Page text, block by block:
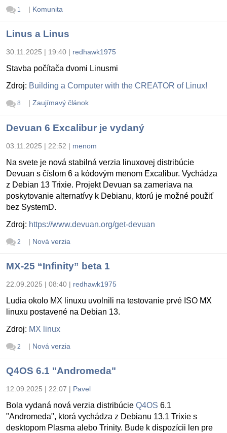
1 | Komunita
Linus a Linus
30.11.2025 | 19:40 | redhawk1975
Stavba počítača dvomi Linusmi
Zdroj: Building a Computer with the CREATOR of Linux!
8 | Zaujímavý článok
Devuan 6 Excalibur je vydaný
03.11.2025 | 22:52 | menom
Na svete je nová stabilná verzia linuxovej distribúcie
Devuan s číslom 6 a kódovým menom Excalibur. Vychádza
z Debian 13 Trixie. Projekt Devuan sa zameriava na
poskytovanie alternatívy k Debianu, ktorú je možné použiť
bez SystemD.
Zdroj: https://www.devuan.org/get-devuan
2 | Nová verzia
MX-25 “Infinity” beta 1
22.09.2025 | 08:40 | redhawk1975
Ludia okolo MX linuxu uvolnili na testovanie prvé ISO MX
linuxu postavené na Debian 13.
Zdroj: MX linux
2 | Nová verzia
Q4OS 6.1 "Andromeda"
12.09.2025 | 22:07 | Pavel
Bola vydaná nová verzia distribúcie Q4OS 6.1
"Andromeda", ktorá vychádza z Debianu 13.1 Trixie s
desktopom Plasma alebo Trinity. Bude k dispozícii len pre